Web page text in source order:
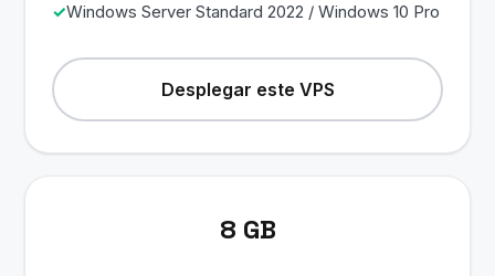
Windows Server Standard 2022 / Windows 10 Pro
Desplegar este VPS
8 GB